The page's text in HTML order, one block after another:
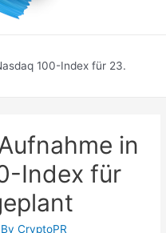
100-Index für 23.
in
Index für
CryptoPR